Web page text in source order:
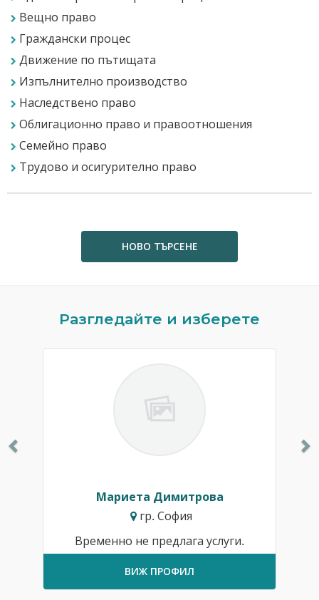
Вещно право
Граждански процес
Движение по пътищата
Изпълнително производство
Наследствено право
Облигационно право и правоотношения
Семейно право
Трудово и осигурително право
НОВО ТЪРСЕНЕ
Разгледайте и изберете
Мариета Димитрова
гр. София
Временно не предлага услуги.
ВИЖ ПРОФИЛ